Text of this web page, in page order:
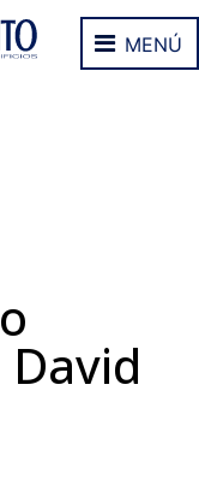
MENÚ